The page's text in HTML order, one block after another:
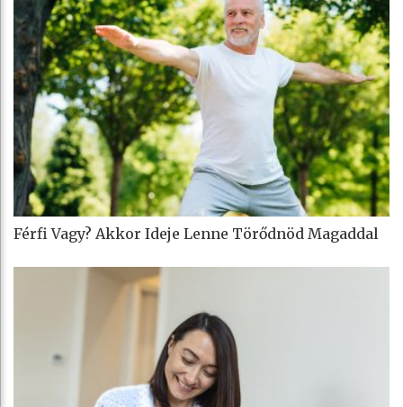
Férfi Vagy? Akkor Ideje Lenne Törődnöd Magaddal